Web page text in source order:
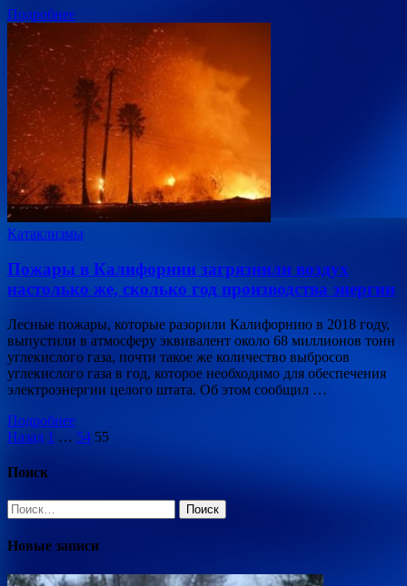
Подробнее
Катаклизмы
Пожары в Калифорнии загрязнили воздух
настолько же, сколько год производства энергии
Лесные пожары, которые разорили Калифорнию в 2018 году,
выпустили в атмосферу эквивалент около 68 миллионов тонн
углекислого газа, почти такое же количество выбросов
углекислого газа в год, которое необходимо для обеспечения
электроэнергии целого штата. Об этом сообщил …
Подробнее
Пагинация
записей
Назад 1 … 54 55
Поиск
Найти:
Новые записи